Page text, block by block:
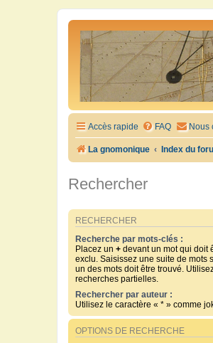
Accès rapide FAQ Nous
La gnomonique Index du
Rechercher
RECHERCHER
Recherche par mots-clés :
Placez un + devant un mot qui doit
exclu. Saisissez une suite de mots
un des mots doit être trouvé.
recherches partielles.
Rechercher par auteur :
Utilisez le caractère « * » comme
OPTIONS DE RECHERCHE